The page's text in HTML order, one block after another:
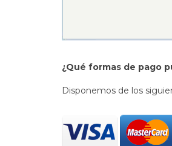
¿Qué formas de pago
Disponemos de los